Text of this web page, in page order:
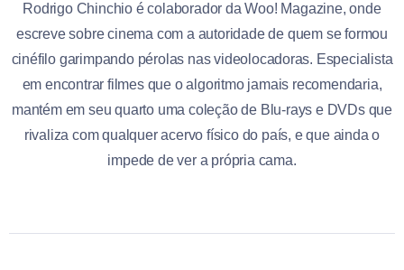
Rodrigo Chinchio é colaborador da Woo! Magazine, onde
escreve sobre cinema com a autoridade de quem se formou
cinéfilo garimpando pérolas nas videolocadoras. Especialista
em encontrar filmes que o algoritmo jamais recomendaria,
mantém em seu quarto uma coleção de Blu-rays e DVDs que
rivaliza com qualquer acervo físico do país, e que ainda o
impede de ver a própria cama.